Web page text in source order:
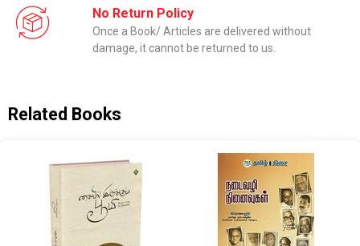
No Return Policy
Once a Book/ Articles are delivered without
damage, it cannot be returned to us.
Related Books